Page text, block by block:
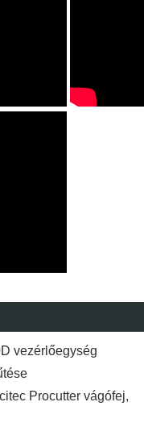
vezérlőegység
Procutter vágófej,